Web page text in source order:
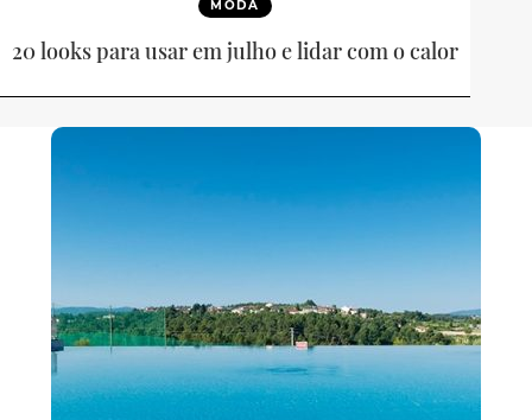
MODA
20 looks para usar em julho e lidar com o calor